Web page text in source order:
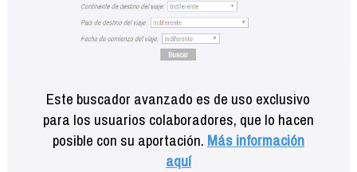
Este buscador avanzado es de uso exclusivo
para los usuarios colaboradores, que lo hacen
posible con su aportación. Más información
aquí